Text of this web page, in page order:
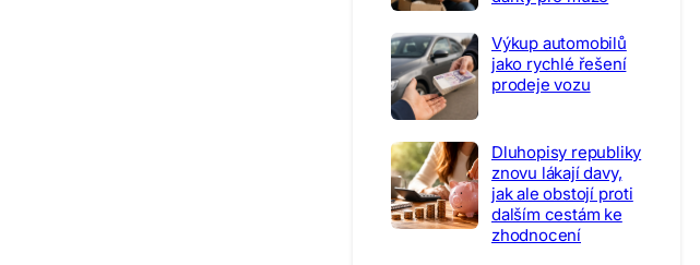
Výkup automobilů
jako rychlé řešení
prodeje vozu
Dluhopisy republiky
znovu lákají davy,
jak ale obstojí proti
dalším cestám ke
zhodnocení